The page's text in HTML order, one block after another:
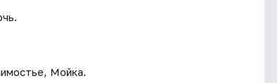
Мойка.